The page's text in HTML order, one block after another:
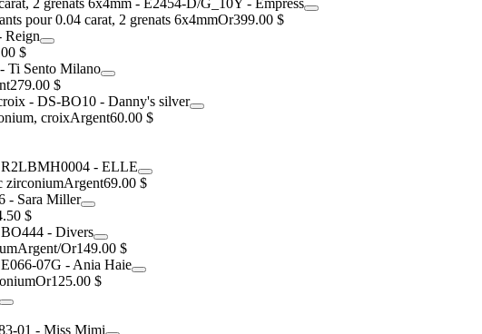
pour 0.04 carat, 2 grenats 6x4mmOr399.00 $
$
279.00 $
croixArgent60.00 $
zirconiumArgent69.00 $
$
Argent/Or149.00 $
Or125.00 $